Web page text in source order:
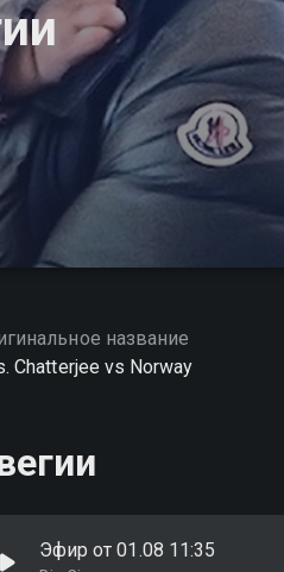
название
Chatterjee vs Norway
Эфир от 01.08 11:35